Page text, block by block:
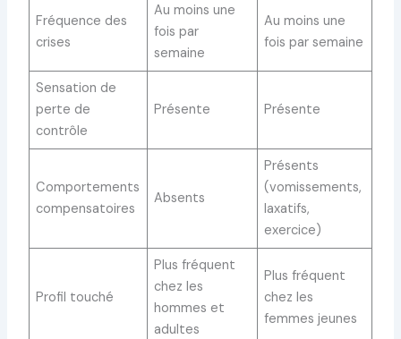
Fréquence des
crises
Au moins une
fois par
semaine
Au moins une
fois par semaine
Sensation de
perte de
contrôle
Présente Présente
Comportements
compensatoires
Absents
Présents
(vomissements,
laxatifs,
exercice)
Profil touché
Plus fréquent
chez les
hommes et
adultes
Plus fréquent
chez les
femmes jeunes